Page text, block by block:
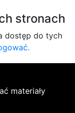
stronach
dostęp do tych
materiały